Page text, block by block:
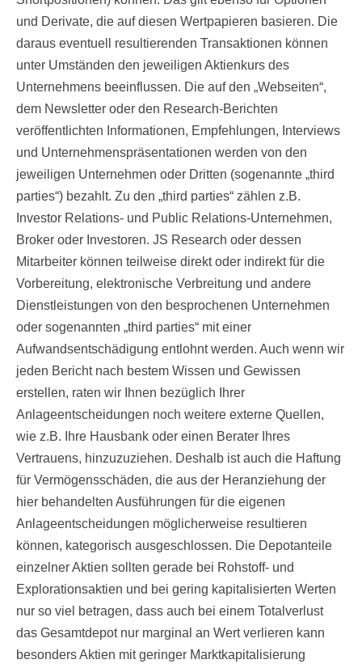
und Derivate, die auf diesen Wertpapieren basieren. Die
daraus eventuell resultierenden Transaktionen können
unter Umständen den jeweiligen Aktienkurs des
Unternehmens beeinflussen. Die auf den „Webseiten“,
dem Newsletter oder den Research-Berichten
veröffentlichten Informationen, Empfehlungen, Interviews
und Unternehmenspräsentationen werden von den
jeweiligen Unternehmen oder Dritten (sogenannte „third
parties“) bezahlt. Zu den „third parties“ zählen z.B.
Investor Relations- und Public Relations-Unternehmen,
Broker oder Investoren. JS Research oder dessen
Mitarbeiter können teilweise direkt oder indirekt für die
Vorbereitung, elektronische Verbreitung und andere
Dienstleistungen von den besprochenen Unternehmen
oder sogenannten „third parties“ mit einer
Aufwandsentschädigung entlohnt werden. Auch wenn wir
jeden Bericht nach bestem Wissen und Gewissen
erstellen, raten wir Ihnen bezüglich Ihrer
Anlageentscheidungen noch weitere externe Quellen,
wie z.B. Ihre Hausbank oder einen Berater Ihres
Vertrauens, hinzuzuziehen. Deshalb ist auch die Haftung
für Vermögensschäden, die aus der Heranziehung der
hier behandelten Ausführungen für die eigenen
Anlageentscheidungen möglicherweise resultieren
können, kategorisch ausgeschlossen. Die Depotanteile
einzelner Aktien sollten gerade bei Rohstoff- und
Explorationsaktien und bei gering kapitalisierten Werten
nur so viel betragen, dass auch bei einem Totalverlust
das Gesamtdepot nur marginal an Wert verlieren kann
besonders Aktien mit geringer Marktkapitalisierung